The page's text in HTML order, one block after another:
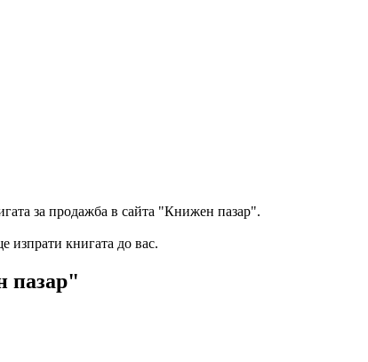
за продажба в сайта "Книжен пазар".
изпрати книгата до вас.
пазар"